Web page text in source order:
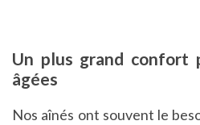
Un plus grand confort
âgées
Nos aînés ont souvent le